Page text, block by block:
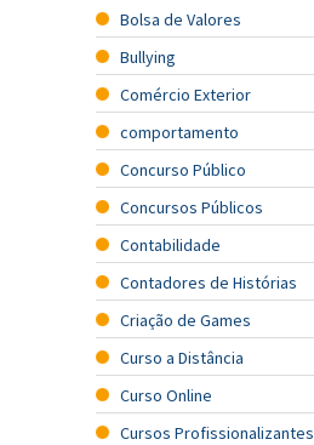
Bolsa de Valores
Bullying
Comércio Exterior
comportamento
Concurso Público
Concursos Públicos
Contabilidade
Contadores de Histórias
Criação de Games
Curso a Distância
Curso Online
Cursos Profissionalizantes